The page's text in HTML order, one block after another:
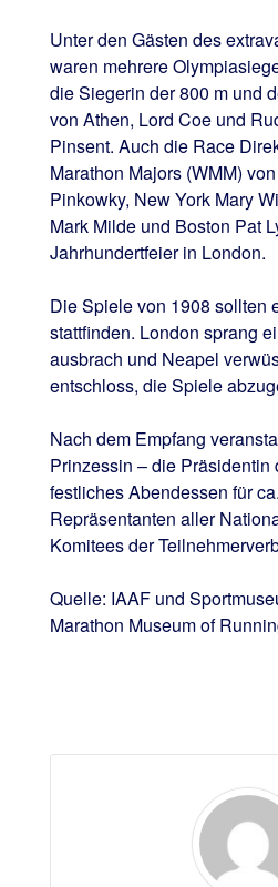
Unter den Gästen des
waren mehrere
die Siegerin der 800 m und
von Athen, Lord Coe und
Pinsent. Auch die Race
Marathon Majors (WMM)
Pinkowky, New York Mary
Mark Milde und Boston Pat
Jahrhundertfeier in London.
Die Spiele von 1908 sollten
stattfinden. London sprang
ausbrach und Neapel
entschloss, die Spiele
Nach dem Empfang
Prinzessin – die Präsidentin
festliches Abendessen für
Repräsentanten aller
Komitees der
Quelle: IAAF und
Marathon Museum of